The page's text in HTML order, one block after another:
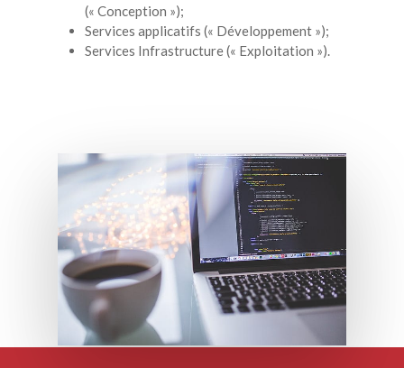
(« Conception »);
Services applicatifs (« Développement »);
Services Infrastructure (« Exploitation »).